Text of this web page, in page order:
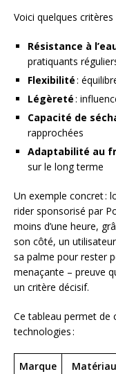
Voici quelques
Résistance à
pratiquants
Flexibilité:
Légèreté:
Capacité de
rapprochées
Adaptabilité au
sur le long terme
Un exemple concret :
rider sponsorisé par
moins d’une heure,
son côté, un
sa palme pour rester
menaçante – preuve
un critère décisif.
Ce tableau permet de
technologies :
Marque
Matériau